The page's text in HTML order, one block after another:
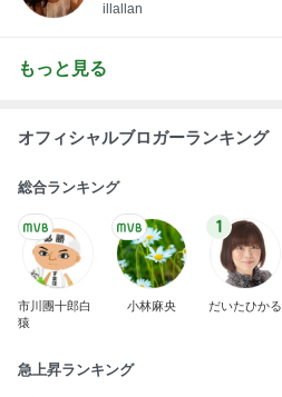
illallan
もっと見る
オフィシャルブロガーランキング
総合ランキング
市川團十郎白
猿
小林麻央
1
だいたひかる
急上昇ランキング